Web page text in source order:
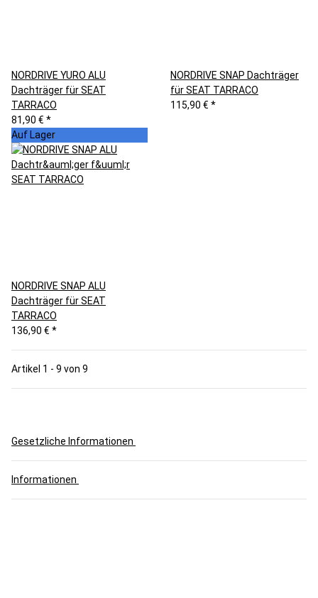
NORDRIVE YURO ALU
Dachträger für SEAT
TARRACO
81,90 € *
NORDRIVE SNAP Dachträger
für SEAT TARRACO
115,90 € *
Auf Lager
NORDRIVE SNAP ALU
Dachträger für SEAT
TARRACO
136,90 € *
Artikel 1 - 9 von 9
Gesetzliche Informationen
Informationen